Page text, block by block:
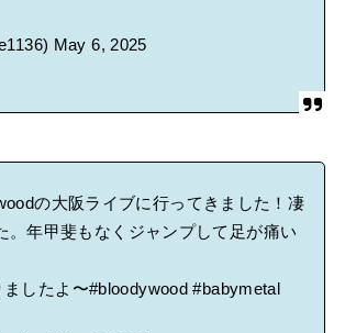
May 6, 2025
の大阪ライブに行ってきました！凄
。年甲斐もなくジャンプして足が痛い
ましたよ〜#bloodywood #babymetal